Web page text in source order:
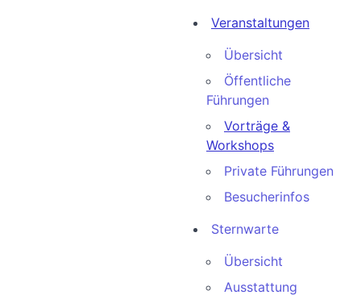
Veranstaltungen
Übersicht
Öffentliche
Führungen
Vorträge &
Workshops
Private Führungen
Besucherinfos
Sternwarte
Übersicht
Ausstattung